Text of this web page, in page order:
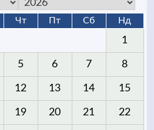
Чт Пт Сб Нд
1
5 6 7 8
12 13 14 15
19 20 21 22